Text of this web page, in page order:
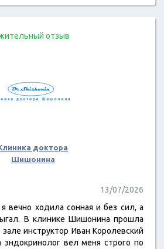
отзыв
доктора
Шишонина
13/07/2026
вечно ходила сонная и без сил, а
В клинике Шишонина прошла
зале инструктор Иван Королевский
эндокринолог вел меня строго по